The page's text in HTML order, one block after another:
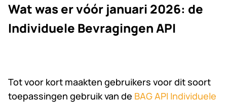
Wat was er vóór januari 2026: de
Individuele Bevragingen API
Tot voor kort maakten gebruikers voor dit soort
toepassingen gebruik van de BAG API Individuele